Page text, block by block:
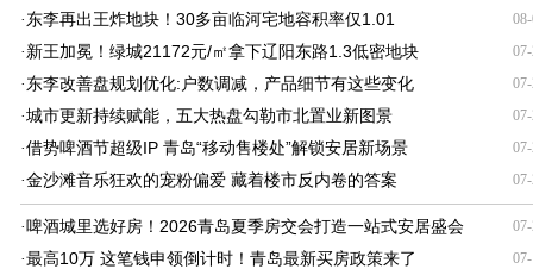
· 东李再出王炸地块！30多亩临河宅地容积率仅1.01
· 新王加冕！绿城21172元/㎡拿下辽阳东路1.3低密地块
· 东李改善盘规划优化:户数调减，产品细节有这些变化
·城市更新持续赋能，五大热盘勾勒市北置业新图景
·借势啤酒节超级IP 青岛“移动售楼处”解锁安居新场景
·金沙滩音乐狂欢的宠粉偏爱 藏着楼市反内卷的答案
·啤酒城里选好房！2026青岛夏季房交会打造一站式安居盛会
·最高10万 这笔钱申领倒计时！青岛最新买房政策来了